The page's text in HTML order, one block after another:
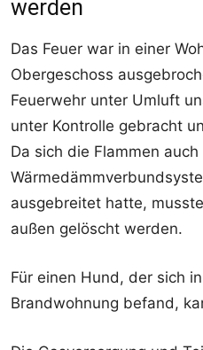
werden
Das Feuer war in einer
Obergeschoss
Feuerwehr unter Umluft
unter Kontrolle gebracht
Da sich die Flammen
ausgebreitet hatte,
außen gelöscht werden.
Für einen Hund, der sich
Brandwohnung befand,